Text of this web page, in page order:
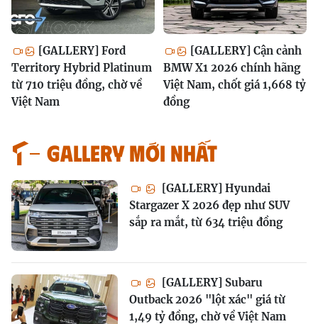
[GALLERY] Ford
Territory Hybrid Platinum
từ 710 triệu đồng, chờ về
Việt Nam
[GALLERY] Cận cảnh
BMW X1 2026 chính hãng
Việt Nam, chốt giá 1,668 tỷ
đồng
GALLERY MỚI NHẤT
[GALLERY] Hyundai
Stargazer X 2026 đẹp như SUV
sắp ra mắt, từ 634 triệu đồng
[GALLERY] Subaru
Outback 2026 "lột xác" giá từ
1,49 tỷ đồng, chờ về Việt Nam